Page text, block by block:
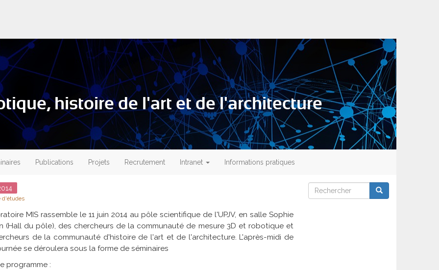
histoire de l'art et de l'architecture
Publications Projets Recrutement Intranet Informations pratiques
d'études
MIS rassemble le 11 juin 2014 au pôle scientifique de l'UPJV, en salle Sophie
(Hall du pôle), des chercheurs de la communauté de mesure 3D et robotique et
de la communauté d'histoire de l'art et de l'architecture. L'après-midi de
se déroulera sous la forme de séminaires
programme :
Rechercher
Rechercher Rechercher